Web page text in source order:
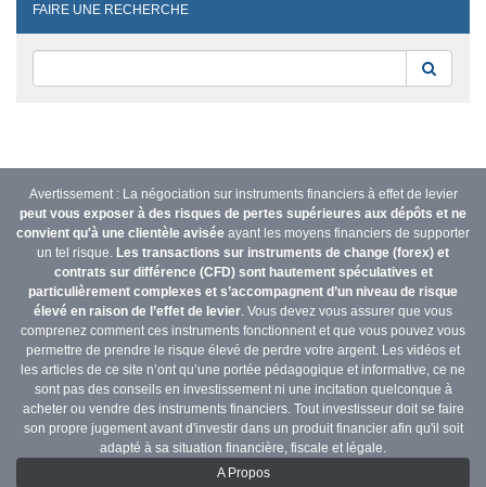
FAIRE UNE RECHERCHE
Avertissement : La négociation sur instruments financiers à effet de levier
peut vous exposer à des risques de pertes supérieures aux dépôts et ne
convient qu'à une clientèle avisée ayant les moyens financiers de supporter
un tel risque. Les transactions sur instruments de change (forex) et
contrats sur différence (CFD) sont hautement spéculatives et
particulièrement complexes et s’accompagnent d’un niveau de risque
élevé en raison de l’effet de levier. Vous devez vous assurer que vous
comprenez comment ces instruments fonctionnent et que vous pouvez vous
permettre de prendre le risque élevé de perdre votre argent. Les vidéos et
les articles de ce site n’ont qu’une portée pédagogique et informative, ce ne
sont pas des conseils en investissement ni une incitation quelconque à
acheter ou vendre des instruments financiers. Tout investisseur doit se faire
son propre jugement avant d'investir dans un produit financier afin qu'il soit
adapté à sa situation financière, fiscale et légale.
A Propos